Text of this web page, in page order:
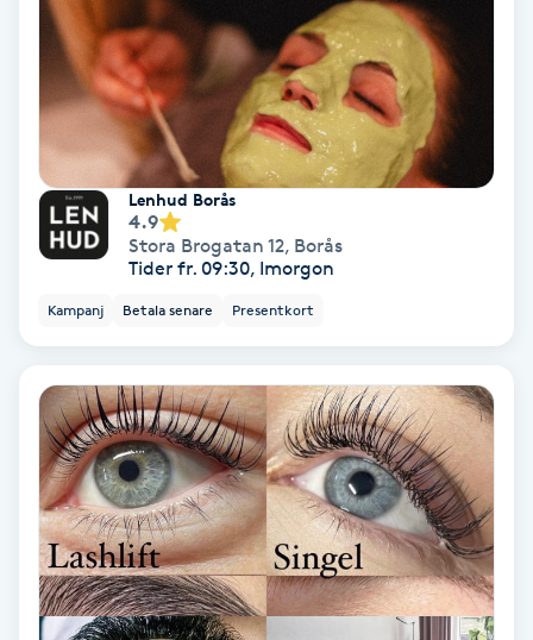
Nagelförlängning akryl
Nagelförlängning gelé
Nagelförlängning glasfiber
Nagelförlängning silke
Nagelförstärkning
Nagelklippning
Nagelsvamp
Nageltrång
Nagelvård
Lenhud Borås
4.9
Stora Brogatan 12, Borås
Tider fr. 09:30, Imorgon
Kampanj Betala senare Presentkort